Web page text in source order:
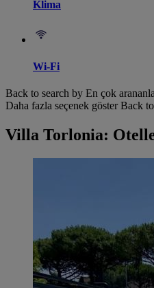
Klima
Wi-Fi
Back to search by En çok
Daha fazla seçenek göster Back
Villa Torlonia: